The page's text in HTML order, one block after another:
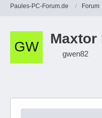
Paules-PC-Forum.de Forum
Maxtor
gwen82